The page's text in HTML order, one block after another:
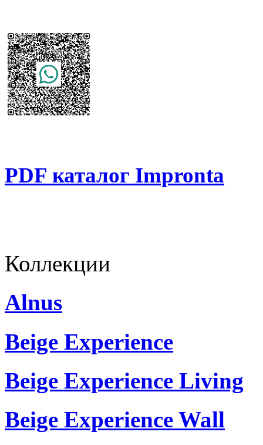
PDF каталог Impronta
Коллекции
Alnus
Beige Experience
Beige Experience Living
Beige Experience Wall